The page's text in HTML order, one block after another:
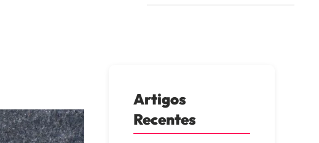
Artigos
Recentes